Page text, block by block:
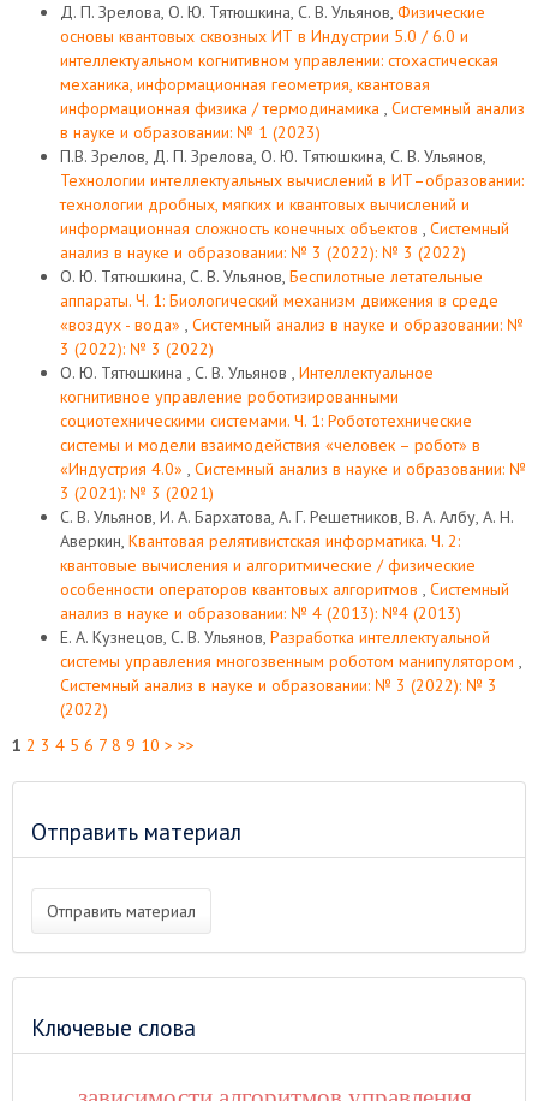
Д. П. Зрелова, О. Ю. Тятюшкина, С. В. Ульянов, Физические
основы квантовых сквозных ИТ в Индустрии 5.0 / 6.0 и
интеллектуальном когнитивном управлении: стохастическая
механика, информационная геометрия, квантовая
информационная физика / термодинамика , Системный анализ
в науке и образовании: № 1 (2023)
П.В. Зрелов, Д. П. Зрелова, О. Ю. Тятюшкина, С. В. Ульянов,
Технологии интеллектуальных вычислений в ИТ–образовании:
технологии дробных, мягких и квантовых вычислений и
информационная сложность конечных объектов , Системный
анализ в науке и образовании: № 3 (2022): № 3 (2022)
О. Ю. Тятюшкина, С. В. Ульянов, Беспилотные летательные
аппараты. Ч. 1: Биологический механизм движения в среде
«воздух - вода» , Системный анализ в науке и образовании: №
3 (2022): № 3 (2022)
О. Ю. Тятюшкина , С. В. Ульянов , Интеллектуальное
когнитивное управление роботизированными
социотехническими системами. Ч. 1: Робототехнические
системы и модели взаимодействия «человек – робот» в
«Индустрия 4.0» , Системный анализ в науке и образовании: №
3 (2021): № 3 (2021)
С. В. Ульянов, И. А. Бархатова, А. Г. Решетников, В. А. Албу, А. Н.
Аверкин, Квантовая релятивистская информатика. Ч. 2:
квантовые вычисления и алгоритмические / физические
особенности операторов квантовых алгоритмов , Системный
анализ в науке и образовании: № 4 (2013): №4 (2013)
Е. А. Кузнецов, С. В. Ульянов, Разработка интеллектуальной
системы управления многозвенным роботом манипулятором ,
Системный анализ в науке и образовании: № 3 (2022): № 3
(2022)
1 2 3 4 5 6 7 8 9 10 > >>
Отправить материал
Отправить материал
Ключевые слова